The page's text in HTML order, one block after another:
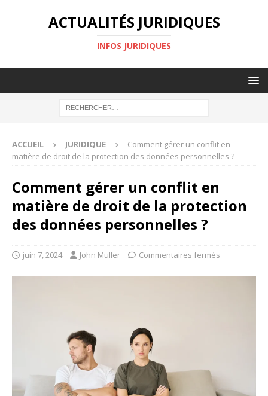
ACTUALITÉS JURIDIQUES
INFOS JURIDIQUES
ACCUEIL JURIDIQUE
Comment gérer un conflit en
matière de droit de la protection des données personnelles ?
Comment gérer un conflit en
matière de droit de la protection
des données personnelles ?
juin 7, 2024 John Muller Commentaires fermés